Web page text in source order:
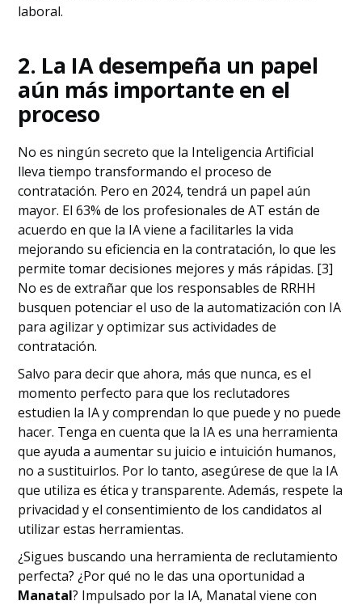
laboral.
2. La IA desempeña un papel
aún más importante en el
proceso
No es ningún secreto que la Inteligencia Artificial
lleva tiempo transformando el proceso de
contratación. Pero en 2024, tendrá un papel aún
mayor. El 63% de los profesionales de AT están de
acuerdo en que la IA viene a facilitarles la vida
mejorando su eficiencia en la contratación, lo que les
permite tomar decisiones mejores y más rápidas. [3]
No es de extrañar que los responsables de RRHH
busquen potenciar el uso de la automatización con IA
para agilizar y optimizar sus actividades de
contratación.
Salvo para decir que ahora, más que nunca, es el
momento perfecto para que los reclutadores
estudien la IA y comprendan lo que puede y no puede
hacer. Tenga en cuenta que la IA es una herramienta
que ayuda a aumentar su juicio e intuición humanos,
no a sustituirlos. Por lo tanto, asegúrese de que la IA
que utiliza es ética y transparente. Además, respete la
privacidad y el consentimiento de los candidatos al
utilizar estas herramientas.
¿Sigues buscando una herramienta de reclutamiento
perfecta? ¿Por qué no le das una oportunidad a
Manatal? Impulsado por la IA, Manatal viene con